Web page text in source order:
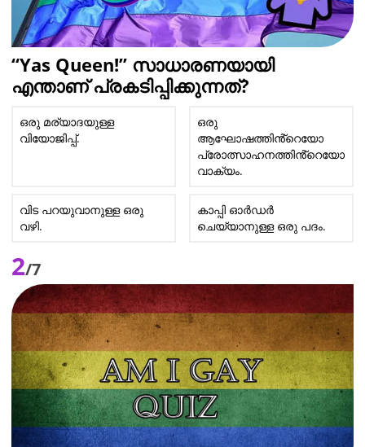
“Yas Queen!” സാധാരണയായി
എന്താണ് പ്രകടിപ്പിക്കുന്നത്?
ഒരു മര്യാദയുള്ള
വിയോജിപ്പ്.
ഒരു
ആഘോഷത്തിൻ്റെയോ
പ്രോത്സാഹനത്തിൻ്റെയോ
വാക്യം.
വിട പറയുവാനുള്ള ഒരു
വഴി.
കാപ്പി ഓർഡർ
ചെയ്യാനുള്ള ഒരു പദം.
2/7